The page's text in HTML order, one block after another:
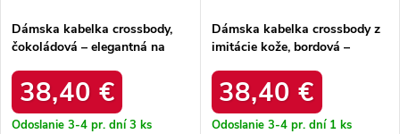
Dámska kabelka crossbody,
čokoládová – elegantná na
CHOCOLAT
38,40 €
Odoslanie 3-4 pr. dní3 ks
Dámska kabelka crossbody z
imitácie kože, bordová –
/ F9963 BORDEAUX
38,40 €
Odoslanie 3-4 pr. dní 1 ks